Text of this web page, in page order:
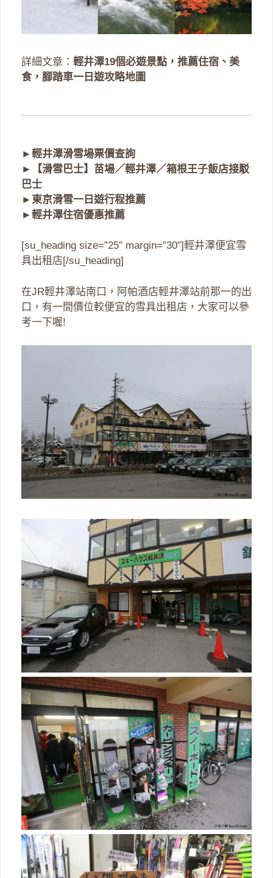
詳細文章： 輕井澤19個必遊景點，推薦住宿、美
食，腳踏車一日遊攻略地圖
► 輕井澤滑雪場票價查詢
►
【滑雪巴士】苗場／輕井澤／箱根王子飯店接駁
巴士
► 東京滑雪一日遊行程推薦
► 輕井澤住宿優惠推薦
[su_heading size=”25″ margin=”30″]輕井澤便宜雪
具出租店[/su_heading]
在JR輕井澤站南口，阿帕酒店輕井澤站前那一的出
口，有一間價位較便宜的雪具出租店，大家可以參
考一下喔!